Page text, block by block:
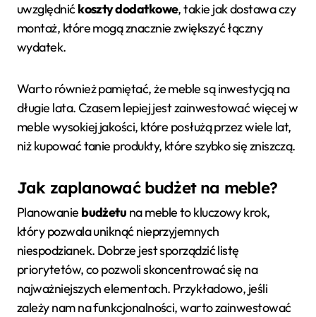
uwzględnićkoszty dodatkowe, takie jak dostawa czy
montaż, które mogą znacznie zwiększyć łączny
wydatek.
Warto również pamiętać, że meble są inwestycją na
długie lata. Czasem lepiej jest zainwestować więcej w
meble wysokiej jakości, które posłużą przez wiele lat,
niż kupować tanie produkty, które szybko się zniszczą.
Jak zaplanować budżet na meble?
Planowanie budżetu na meble to kluczowy krok,
który pozwala uniknąć nieprzyjemnych
niespodzianek. Dobrze jest sporządzić listę
priorytetów, co pozwoli skoncentrować się na
najważniejszych elementach. Przykładowo, jeśli
zależy nam na funkcjonalności, warto zainwestować